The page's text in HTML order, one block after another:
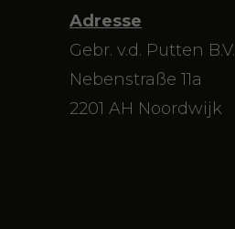
Adresse
Gebr. v.d. Putten B.V.
Nebenstraße 11a
2201 AH Noordwijk